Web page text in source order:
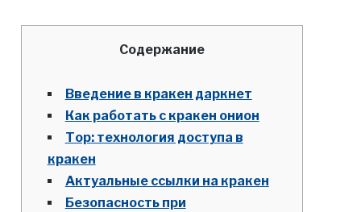
Содержание
Введение в кракен даркнет
Как работать с кракен онион
Тор: технология доступа в
кракен
Актуальные ссылки на кракен
Безопасность при